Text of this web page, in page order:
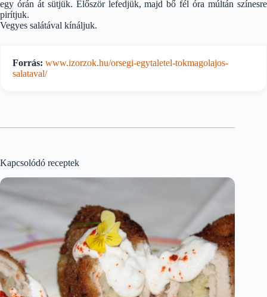
egy órán át sütjük. Először lefedjük, majd bő fél óra múltán színesre
pirítjuk.
Vegyes salátával kínáljuk.
Forrás: www.izorzok.hu/orsegi-egytaletel-tokmagolajos-
salataval/
Kapcsolódó receptek